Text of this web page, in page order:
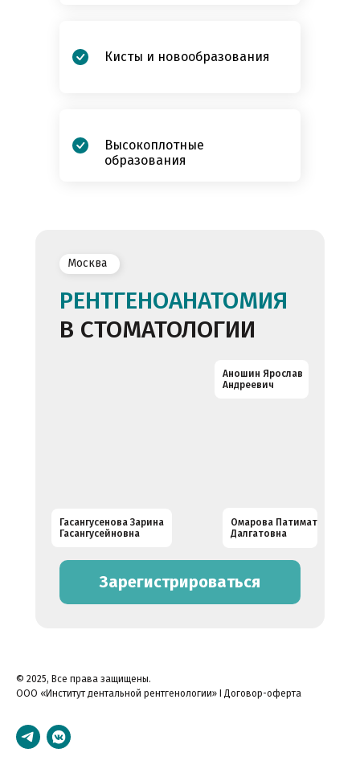
Кисты и новообразования
Высокоплотные
образования
Москва
РЕНТГЕНОАНАТОМИЯ
В СТОМАТОЛОГИИ
Аношин Ярослав
Андреевич
Гасангусенова Зарина
Гасангусейновна
Омарова Патимат
Далгатовна
Зарегистрироваться
© 2025, Все права защищены.
ООО «Институт дентальной рентгенологии» I Договор-оферта